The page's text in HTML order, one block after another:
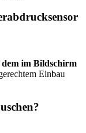
im Bildschirm
Einbau